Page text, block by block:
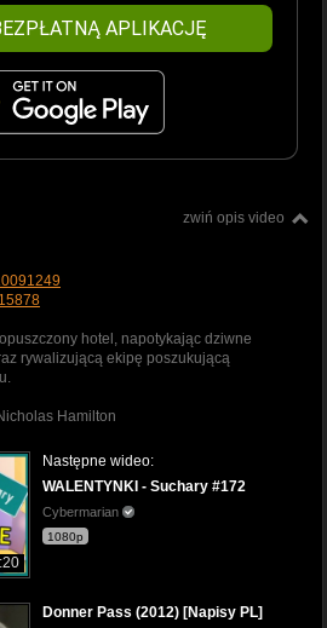
APLIKACJĘ
zwiń opis video
hotel, napotykając dziwne
rywalizującą ekipę poszukującą
Hamilton
Następne wideo:
WALENTYNKI - Suchary #172
Cybermarian
1080p
Donner Pass (2012) [Napisy PL]